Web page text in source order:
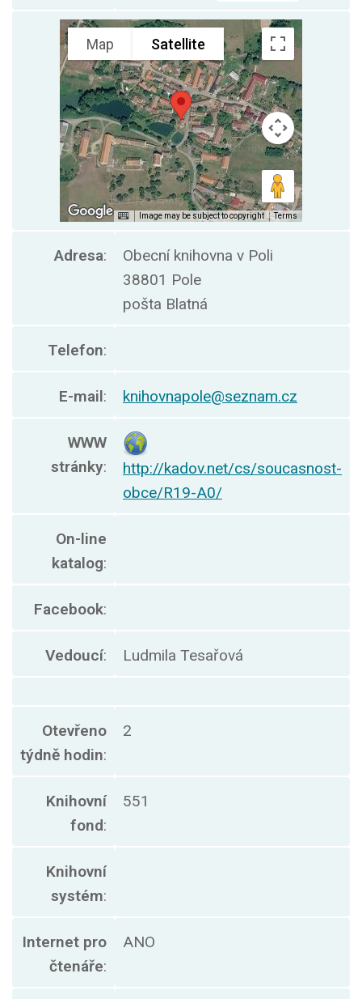
Adresa:
Obecní knihovna v Poli
38801 Pole
pošta Blatná
Telefon:
E-mail: knihovnapole@seznam.cz
WWW
stránky:
http://kadov.net/cs/soucasnost-
obce/R19-A0/
On-line
katalog:
Facebook:
Vedoucí: Ludmila Tesařová
Otevřeno
týdně hodin:
2
Knihovní
fond:
551
Knihovní
systém:
Internet pro
čtenáře:
ANO